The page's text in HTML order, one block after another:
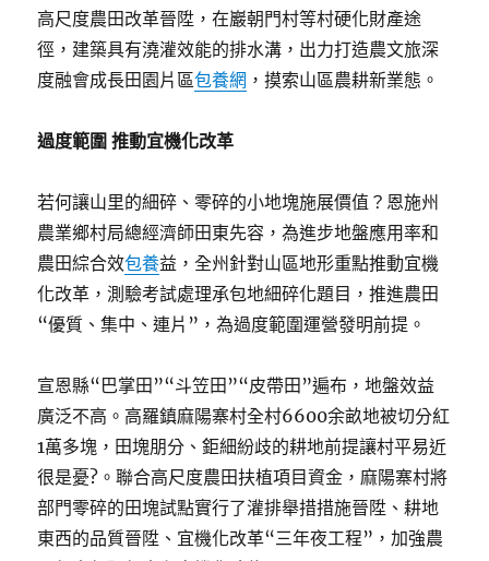
高尺度農田改革晉陞，在巖朝門村等村硬化財產途
徑，建築具有澆灌效能的排水溝，出力打造農文旅深
度融會成長田園片區包養網 ，摸索山區農耕新業態。
過度範圍 推動宜機化改革
若何讓山里的細碎、零碎的小地塊施展價值？恩施州
農業鄉村局總經濟師田東先容，為進步地盤應用率和
農田綜合效包養益，全州針對山區地形重點推動宜機
化改革，測驗考試處理承包地細碎化題目，推進農田
“優質、集中、連片”，為過度範圍運營發明前提。
宣恩縣“巴掌田”“斗笠田”“皮帶田”遍布，地盤效益
廣泛不高。高羅鎮麻陽寨村全村6600余畝地被切分紅
1萬多塊，田塊朋分、鉅細紛歧的耕地前提讓村平易近
很是憂?。聯合高尺度農田扶植項目資金，麻陽寨村將
部門零碎的田塊試點實行了灌排舉措措施晉陞、耕地
東西的品質晉陞、宜機化改革“三年夜工程”，加強農